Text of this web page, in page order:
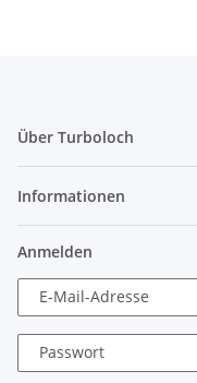
Über Turboloch
Informationen
Anmelden
E-Mail-Adresse
Passwort